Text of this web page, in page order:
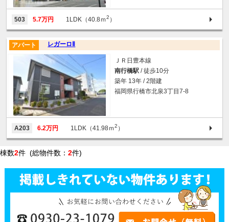
503 5.7万円 1LDK（40.8ｍ2 ）
レガーロⅡ
アパート
ＪＲ日豊本線
南行橋駅 / 徒歩10分
築年 13年 / 2階建
福岡県行橋市北泉3丁目7-8
A203 6.2万円 1LDK（41.98ｍ2 ）
棟数2件 (総物件数： 2件)